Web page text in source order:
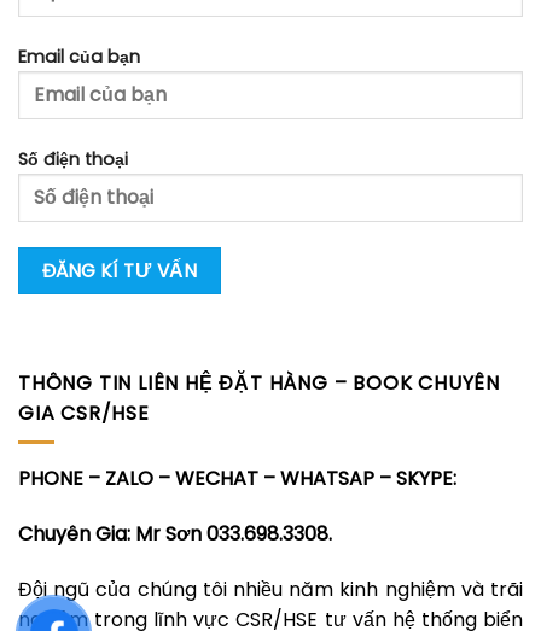
Email của bạn
Số điện thoại
THÔNG TIN LIÊN HỆ ĐẶT HÀNG – BOOK CHUYÊN
GIA CSR/HSE
PHONE – ZALO – WECHAT – WHATSAP – SKYPE:
Chuyên Gia: Mr Sơn 033.698.3308.
Đội ngũ của chúng tôi nhiều năm kinh nghiệm và trãi
nghiệm trong lĩnh vực CSR/HSE tư vấn hệ thống biển